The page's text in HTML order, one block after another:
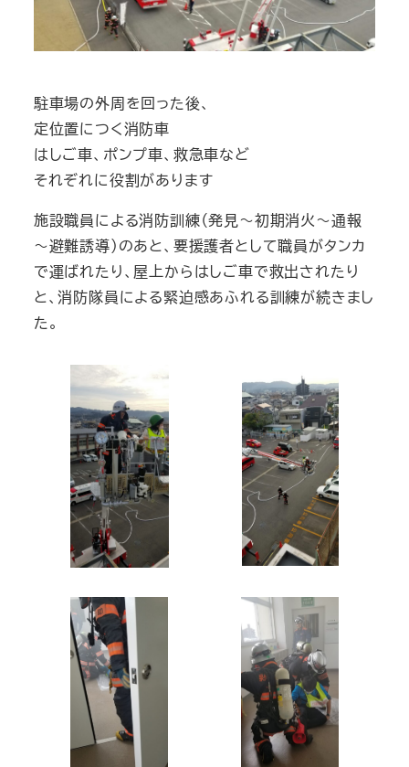
駐車場の外周を回った後、
定位置につく消防車
はしご車、ポンプ車、救急車など
それぞれに役割があります
施設職員による消防訓練（発見～初期消火～通報
～避難誘導）のあと、要援護者として職員がタンカ
で運ばれたり、屋上からはしご車で救出されたり
と、消防隊員による緊迫感あふれる訓練が続きまし
た。